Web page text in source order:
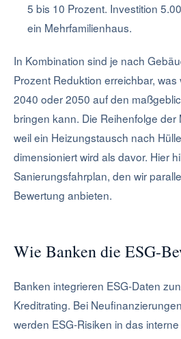
5 bis 10 Prozent. Investition
ein Mehrfamilienhaus.
In Kombination sind je nach
Prozent Reduktion erreichbar,
2040 oder 2050 auf den
bringen kann. Die Reihenfolge der
weil ein Heizungstausch nach
dimensioniert wird als davor. Hier
Sanierungsfahrplan, den wir
Bewertung anbieten.
Wie Banken die ESG-
Banken integrieren ESG-Daten
Kreditrating. Bei
werden ESG-Risiken in das